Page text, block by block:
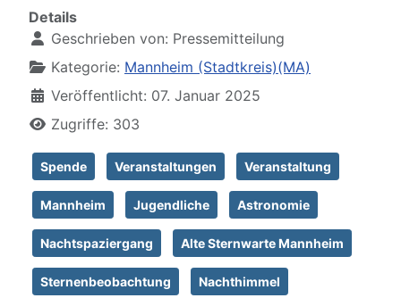
Details
Geschrieben von: Pressemitteilung
Kategorie: Mannheim (Stadtkreis)(MA)
Veröffentlicht: 07. Januar 2025
Zugriffe: 303
Spende Veranstaltungen Veranstaltung
Mannheim Jugendliche Astronomie
Nachtspaziergang Alte Sternwarte Mannheim
Sternenbeobachtung Nachthimmel